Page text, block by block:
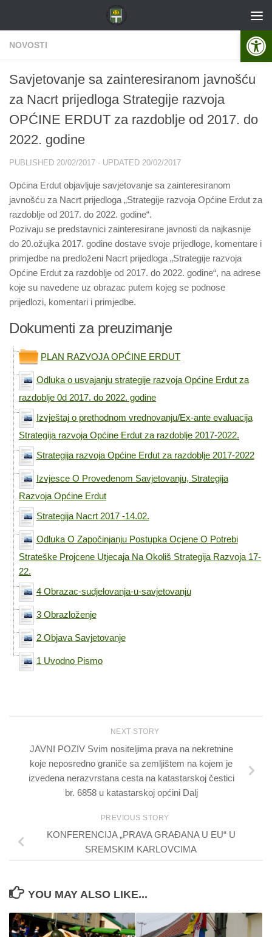
NOVOSTI
Savjetovanje sa zainteresiranom javnošću
za Nacrt prijedloga Strategije razvoja
OPĆINE ERDUT za razdoblje od 2017. do
2022. godine
PUBLISHED 20/02/2017 · UPDATED 20/02/2017
Općina Erdut objavljuje savjetovanje sa zainteresiranom
javnošću za Nacrt prijedloga „Strategije razvoja Općine Erdut za
razdoblje od 2017. do 2022. godine“.
Pozivaju se predstavnici zainteresirane javnosti da najkasnije
do 20.ožujka 2017. godine dostave svoje prijedloge, komentare i
primjedbe na predloženi Nacrt prijedloga „Strategije razvoja
Općine Erdut za razdoblje od 2017. do 2022. godine“, na adrese
koje su navedene uz obrazac putem kojeg se podnose
prijedlozi, komentari i primjedbe.
Dokumenti za preuzimanje
PLAN RAZVOJA OPĆINE ERDUT
Odluka o usvajanju strategije razvoja Općine Erdut za
razdoblje 0d 2017. do 2022. godine
Izvještaj o prethodnom vrednovanju/Ex-ante evaluacija
Strategija razvoja Općine Erdut za razdoblje 2017-2022.
Strategija razvoja Općine Erdut za razdoblje 2017-2022
Izvjesce O Provedenom Savjetovanju, Strategija
Razvoja Općine Erdut
Strategija Nacrt 2017 -14.02.
Odluka O Započinjanju Postupka Ocjene O Potrebi
Strateške Projcene Utjecaja Na Okoliš Strategija Razvoja 17-
22.
4 Obrazac-sudjelovanja-u-savjetovanju
3 Obrazloženje
2 Objava Savjetovanje
1 Uvodno Pismo
NEXT STORY
JAVNI POZIV Svim nositeljima prava na nekretnine
koje neposredno graniče sa zemljištem na kojem je
izvedena nerazvrstana cesta na katastarskoj čestici
br. 6858 u katastarskoj općini Dalj
PREVIOUS STORY
KONFERENCIJA „PRAVA GRAĐANA U EU“ U
SREMSKIM KARLOVCIMA
YOU MAY ALSO LIKE...